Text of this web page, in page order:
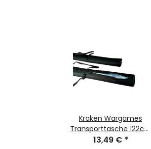
Kraken Wargames
Transporttasche 122cm
für Gaming Mats
13,49 € *